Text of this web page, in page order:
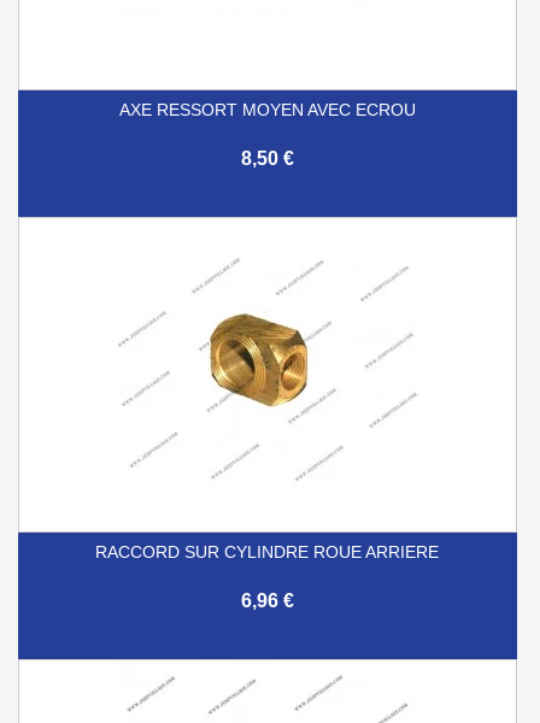
AXE RESSORT MOYEN AVEC ECROU
8,50 €
RACCORD SUR CYLINDRE ROUE ARRIERE
6,96 €